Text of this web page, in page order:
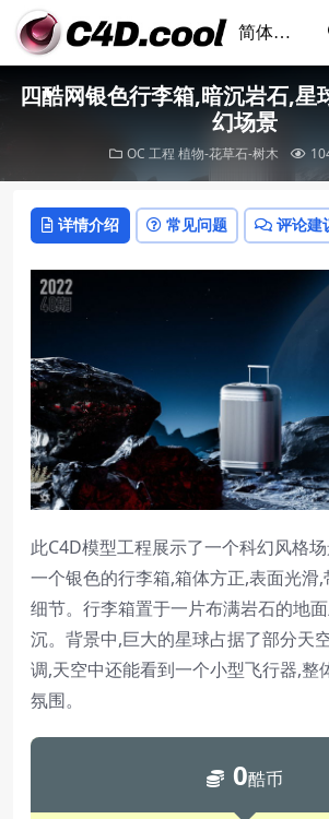
四酷网银色行李箱,暗沉岩石,星
幻场景
OC 工程 植物-花草石-树木
详情介绍 常见问题 评论建
此C4D模型工程展示了一个科幻风格
一个银色的行李箱,箱体方正,表面光滑
细节。行李箱置于一片布满岩石的地
沉。背景中,巨大的星球占据了部分天
调,天空中还能看到一个小型飞行器,整
氛围。
0酷币